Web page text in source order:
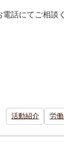
話にてご相談
活動紹介 労